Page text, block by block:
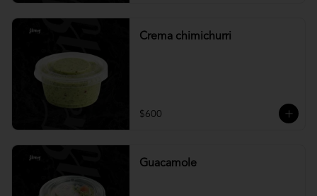
Crema chimichurri
$600
Guacamole